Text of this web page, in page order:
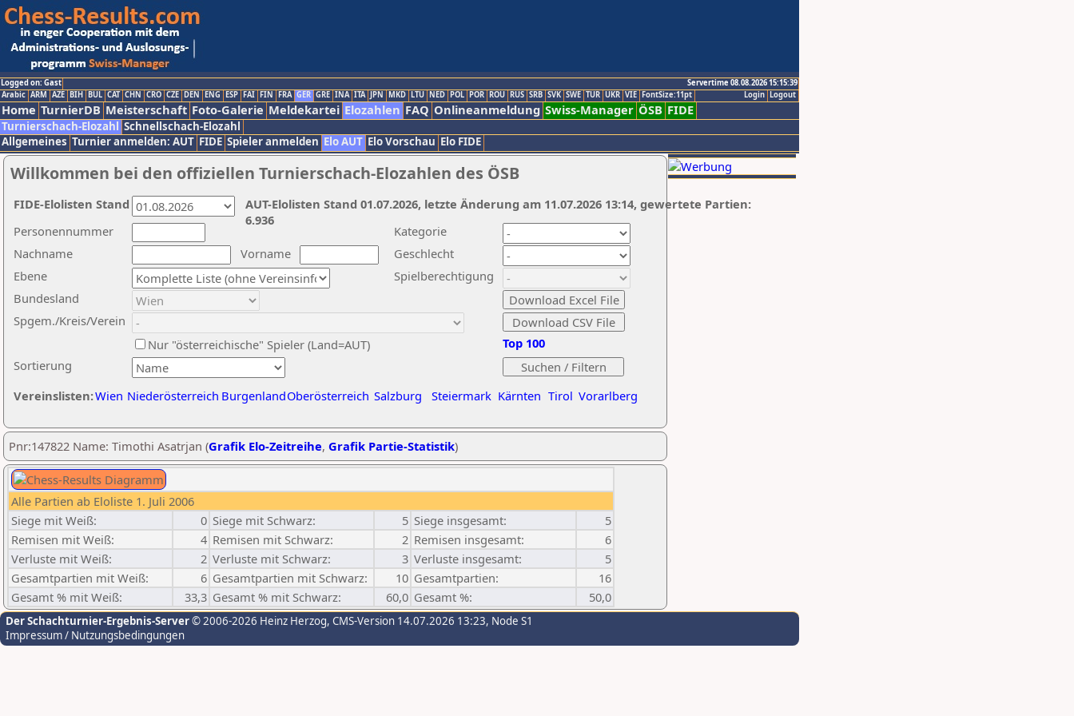
Logged on: Gast
Servertime 08.08.2026 15:15:39
Logout
Login
Arabic ARM AZE BIH BUL CAT CHN CRO CZE DEN ENG ESP FAI FIN FRA GER GRE INA ITA JPN MKD LTU NED POL POR ROU RUS SRB SVK SWE TUR UKR VIE FontSize:11pt
Home TurnierDB Meisterschaft Foto-Galerie Meldekartei Elozahlen FAQ Onlineanmeldung Swiss-Manager ÖSB FIDE
Turnierschach-Elozahl Schnellschach-Elozahl
Allgemeines Turnier anmelden: AUT FIDE Spieler anmelden Elo AUT Elo Vorschau Elo FIDE
Willkommen bei den offiziellen Turnierschach-Elozahlen des ÖSB
Nachname
Vorname
Ebene
Kategorie
Sortierung
Personennummer
Bundesland
Spgem./Kreis/Verein
Geschlecht
Nur "österreichische" Spieler (Land=AUT)
Spielberechtigung
Vereinslisten:Wien Niederösterreich BurgenlandOberösterreich Salzburg Steiermark Kärnten Tirol Vorarlberg
Top 100
AUT-Elolisten Stand 01.07.2026, letzte Änderung am 11.07.2026 13:14, gewertete Partien:
6.936
FIDE-Elolisten Stand
Pnr:147822 Name: Timothi Asatrjan (Grafik Elo-Zeitreihe, Grafik Partie-Statistik)
Alle Partien ab Eloliste 1. Juli 2006
Siege mit Weiß:
0 Siege mit Schwarz: 5 Siege insgesamt:
5
Remisen mit Weiß:
4 Remisen mit Schwarz: 2 Remisen insgesamt:
6
Verluste mit Weiß:
2 Verluste mit Schwarz: 3 Verluste insgesamt:
5
Gesamtpartien mit Weiß:
6 Gesamtpartien mit Schwarz: 10 Gesamtpartien:
16
Gesamt % mit Weiß:
33,3 Gesamt % mit Schwarz: 60,0 Gesamt %: 50,0
Der Schachturnier-Ergebnis-Server© 2006-2026 Heinz Herzog, CMS-Version 14.07.2026 13:23, Node S1
Impressum / Nutzungsbedingungen